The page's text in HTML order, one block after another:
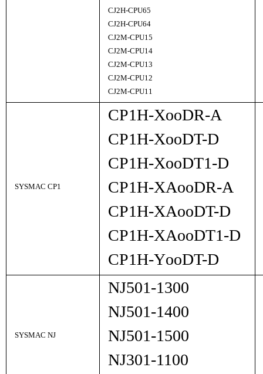
CJ2H-CPU65
CJ2H-CPU64
CJ2M-CPU15
CJ2M-CPU14
CJ2M-CPU13
CJ2M-CPU12
CJ2M-CPU11
SYSMAC CP1
CP1H-XooDR-A
CP1H-XooDT-D
CP1H-XooDT1-D
CP1H-XAooDR-A
CP1H-XAooDT-D
CP1H-XAooDT1-D
CP1H-YooDT-D
SYSMAC NJ
NJ501-1300
NJ501-1400
NJ501-1500
NJ301-1100